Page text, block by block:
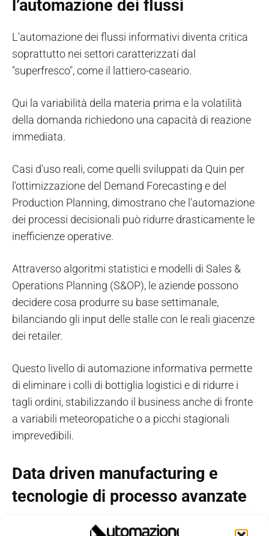
l’automazione dei flussi
L'automazione dei flussi informativi diventa critica
soprattutto nei settori caratterizzati dal
"superfresco", come il lattiero-caseario.
Qui la variabilità della materia prima e la volatilità
della domanda richiedono una capacità di reazione
immediata.
Casi d'uso reali, come quelli sviluppati da Quin per
l'ottimizzazione del Demand Forecasting e del
Production Planning, dimostrano che l'automazione
dei processi decisionali può ridurre drasticamente le
inefficienze operative.
Attraverso algoritmi statistici e modelli di Sales &
Operations Planning (S&OP), le aziende possono
decidere cosa produrre su base settimanale,
bilanciando gli input delle stalle con le reali giacenze
dei retailer.
Questo livello di automazione informativa permette
di eliminare i colli di bottiglia logistici e di ridurre i
tagli ordini, stabilizzando il business anche di fronte
a variabili meteoropatiche o a picchi stagionali
imprevedibili.
Data driven manufacturing e
tecnologie di processo avanzate
L'integrazione traintelligenza artificiale